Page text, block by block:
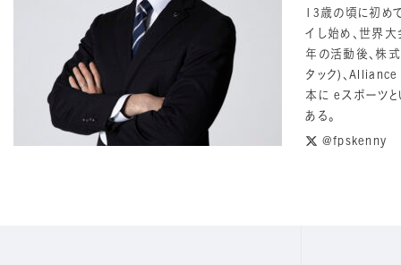
13歳の頃に初め
イし始め、世界
年の活動後、株
タック)、
本に eスポーツ
ある。
@fpskenny